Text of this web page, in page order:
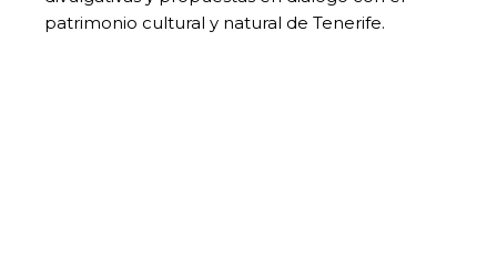
patrimonio cultural y natural de Tenerife.